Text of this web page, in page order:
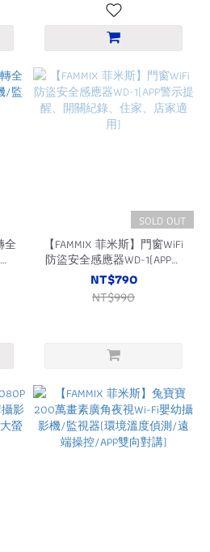
全
/
SOLD OUT
【FAMMIX 菲米斯】門窗WiFi
防盜安全感應器WD-1(APP警
示提醒、開關紀錄、住家、
店家適用)
NT$790
NT$990